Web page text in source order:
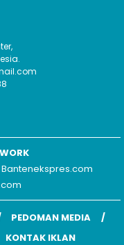
Bantenekspres.com
PEDOMAN MEDIA
KONTAK IKLAN